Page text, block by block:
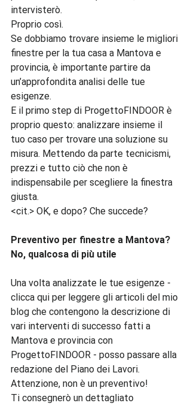
intervisterò.
Proprio così.
Se dobbiamo trovare insieme le migliori
finestre per la tua casa a Mantova e
provincia, è importante partire da
un’approfondita analisi delle tue
esigenze.
E il primo step di ProgettoFINDOOR è
proprio questo: analizzare insieme il
tuo caso per trovare una soluzione su
misura. Mettendo da parte tecnicismi,
prezzi e tutto ciò che non è
indispensabile per scegliere la finestra
giusta.
<cit.> OK, e dopo? Che succede?
Preventivo per finestre a Mantova?
No, qualcosa di più utile
Una volta analizzate le tue esigenze -
clicca qui per leggere gli articoli del mio
blog che contengono la descrizione di
vari interventi di successo fatti a
Mantova e provincia con
ProgettoFINDOOR - posso passare alla
redazione del Piano dei Lavori.
Attenzione, non è un preventivo!
Ti consegnerò un dettagliato